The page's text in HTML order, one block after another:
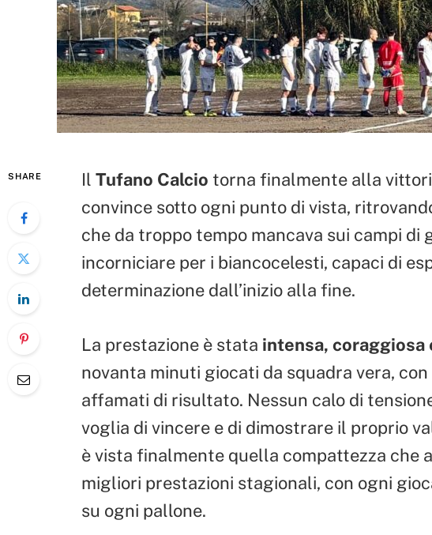
SHARE Il Tufano Calcio torna finalmente alla
convince sotto ogni punto di vista,
che da troppo tempo mancava sui campi di
incorniciare per i biancocelesti, capaci di
determinazione dall’inizio alla fine.
La prestazione è stata intensa, coraggiosa
novanta minuti giocati da squadra vera,
affamati di risultato. Nessun calo di
voglia di vincere e di dimostrare il proprio
è vista finalmente quella compattezza che
migliori prestazioni stagionali, con ogni
su ogni pallone.